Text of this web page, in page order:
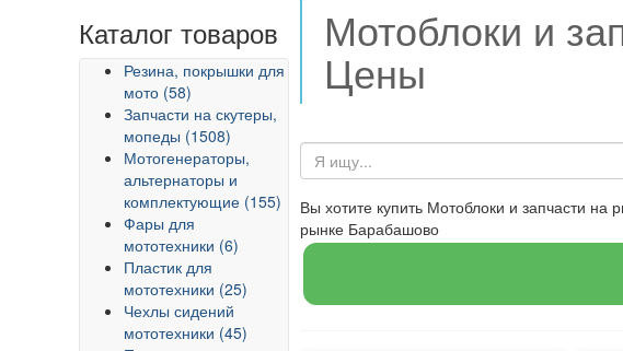
Каталог товаров
Резина, покрышки для
мото (58)
Запчасти на скутеры,
мопеды (1508)
Мотогенераторы,
альтернаторы и
комплектующие (155)
Фары для
мототехники (6)
Пластик для
мототехники (25)
Чехлы сидений
мототехники (45)
Мотоблоки и
Цены
Вы хотите купить Мотоблоки и запчасти
рынке Барабашово